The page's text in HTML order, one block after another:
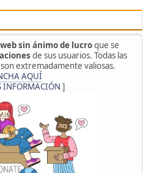
web sin ánimo de lucroque se
de sus usuarios. Todas las
extremadamente valiosas.
AQUÍ
INFORMACIÓN ]